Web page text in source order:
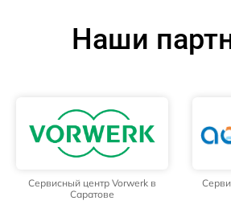
Наши
Сервисный центр Vorwerk в
Саратове